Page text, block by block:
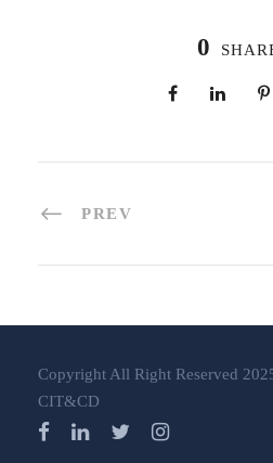
0
PREV
Copyright All Right Reserved
CIT&CD